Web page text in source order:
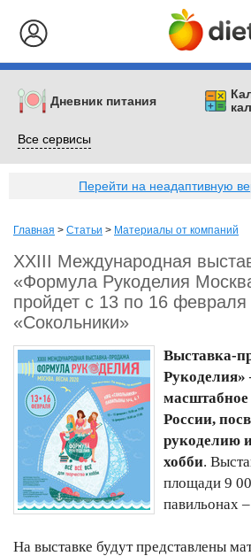
Дневник питания
Все сервисы
Перейти на неадаптивную
Главная > Статьи > Материалы от компаний
XXIII Международная
«Формула Рукоделия
пройдет с 13 по 16
«Сокольники»
Выставка-
Рукоделия»
масштабное
России,
рукоделию
хобби.
площади 9
павильонах
На выставке будут представлены